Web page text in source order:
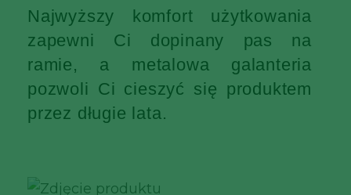
Najwyższy komfort użytkowania
zapewni Ci dopinany pas na
ramie, a metalowa galanteria
pozwoli Ci cieszyć się produktem
przez długie lata.